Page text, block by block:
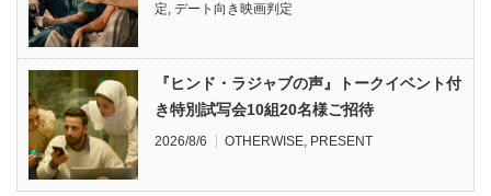
定, デート向き映画判定
『ヒンド・ラジャブの声』トークイベント付
き特別試写会10組20名様ご招待
2026/8/6 OTHERWISE, PRESENT